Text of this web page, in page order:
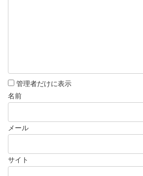
管理者だけに表示
名前
メール
サイト